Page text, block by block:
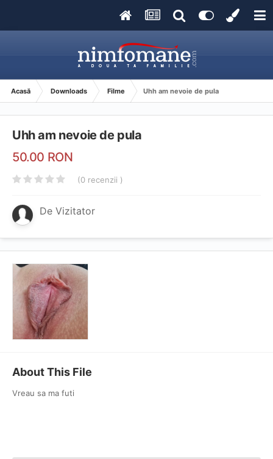
Acasă Downloads Filme Uhh am nevoie de pula
Uhh am nevoie de pula
50.00 RON
(0 recenzii )
De Vizitator
About This File
Vreau sa ma futi